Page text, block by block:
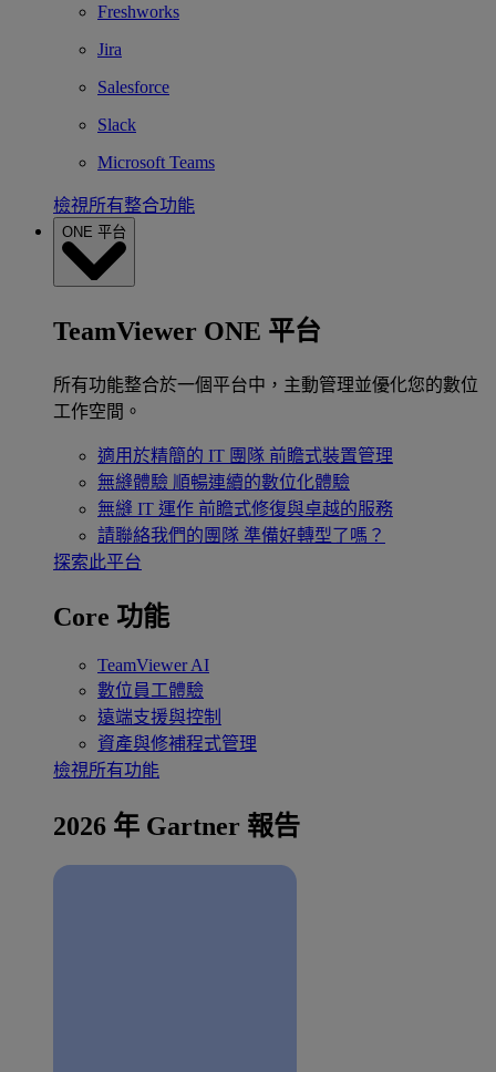
Freshworks
Jira
Salesforce
Slack
Microsoft Teams
檢視所有整合功能
ONE 平台
TeamViewer ONE 平台
所有功能整合於一個平台中，主動管理並優化您的數位
工作空間。
適用於精簡的 IT 團隊 前瞻式裝置管理
無縫體驗 順暢連續的數位化體驗
無縫 IT 運作 前瞻式修復與卓越的服務
請聯絡我們的團隊 準備好轉型了嗎？
探索此平台
Core 功能
TeamViewer AI
數位員工體驗
遠端支援與控制
資產與修補程式管理
檢視所有功能
2026 年 Gartner 報告